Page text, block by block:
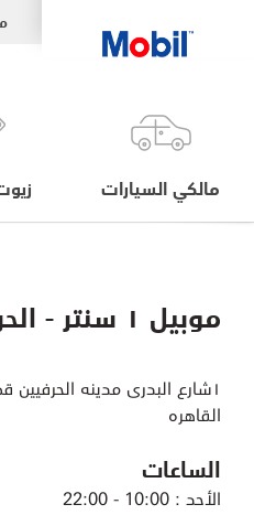
مالكي السيارات
موبيل ١ سنتر - الحرفيين
١شارع البدرى مدينه الحرفيين قطعه ٨٩ تقسيم الزراعيين أمام بلوك ٤ مدخل ٣
القاهره
الساعات
الأحد : 10:00 - 22:00